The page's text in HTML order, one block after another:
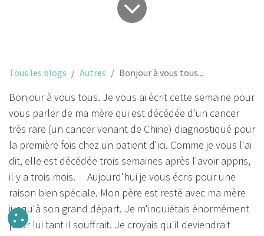
Tous les blogs Autres Bonjour à vous tous...
Bonjour à vous tous. Je vous ai écrit cette semaine pour
vous parler de ma mère qui est décédée d'un cancer
très rare (un cancer venant de Chine) diagnostiqué pour
la première fois chez un patient d'ici. Comme je vous l'ai
dit, elle est décédée trois semaines après l'avoir appris,
il y a trois mois. Aujourd'hui je vous écris pour une
raison bien spéciale. Mon père est resté avec ma mère
jusqu'à son grand départ. Je m'inquiétais énormément
pour lui tant il souffrait. Je croyais qu'il deviendrait